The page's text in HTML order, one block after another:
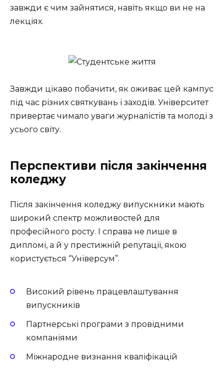
завжди є чим зайнятися, навіть якщо ви не на
лекціях.
Завжди цікаво побачити, як оживає цей кампус
під час різних святкувань і заходів. Університет
привертає чимало уваги журналістів та молоді з
усього світу.
Перспективи після закінчення
коледжу
Після закінчення коледжу випускники мають
широкий спектр можливостей для
професійного росту. І справа не лише в
дипломі, а й у престижній репутації, якою
користується “Універсум”.
Високий рівень працевлаштування
випускників
Партнерські програми з провідними
компаніями
Міжнародне визнання кваліфікацій